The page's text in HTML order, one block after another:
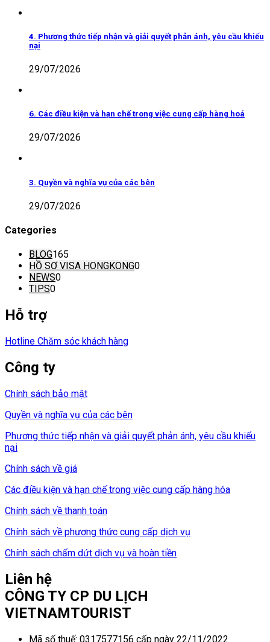
4. Phương thức tiếp nhận và giải quyết phản ánh, yêu cầu khiếu
nại
29/07/2026
6. Các điều kiện và hạn chế trong việc cung cấp hàng hoá
29/07/2026
3. Quyền và nghĩa vụ của các bên
29/07/2026
Categories
BLOG165
HỒ SƠ VISA HONGKONG0
NEWS0
TIPS0
Hỗ trợ
Hotline Chăm sóc khách hàng
Công ty
Chính sách bảo mật
Quyền và nghĩa vụ của các bên
Phương thức tiếp nhận và giải quyết phản ánh, yêu cầu khiếu
nại
Chính sách về giá
Các điều kiện và hạn chế trong việc cung cấp hàng hóa
Chính sách về thanh toán
Chính sách về phương thức cung cấp dịch vụ
Chính sách chấm dứt dịch vụ và hoàn tiền
Liên hệ
CÔNG TY CP DU LỊCH
VIETNAMTOURIST
Mã số thuế: 0317577156 cấp ngày 22/11/2022